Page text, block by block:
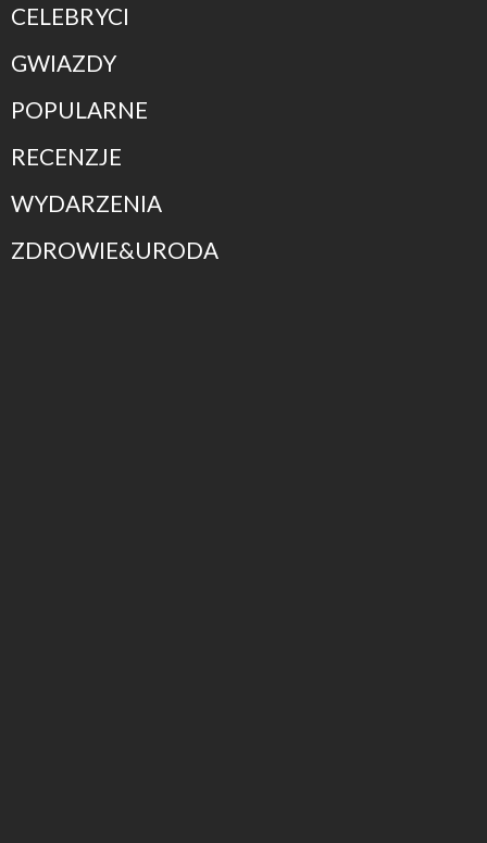
CELEBRYCI
GWIAZDY
POPULARNE
RECENZJE
WYDARZENIA
ZDROWIE&URODA